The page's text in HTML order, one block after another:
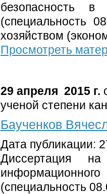
безопасность в
(специальность
хозяйством
Просмотреть
29 апреля 2015 г.
ученой степени
Баученков
Дата публикации:
Диссертация
(специальность